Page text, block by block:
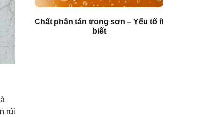
rủi
Chất phân tán trong sơn – Yếu tố ít
biết